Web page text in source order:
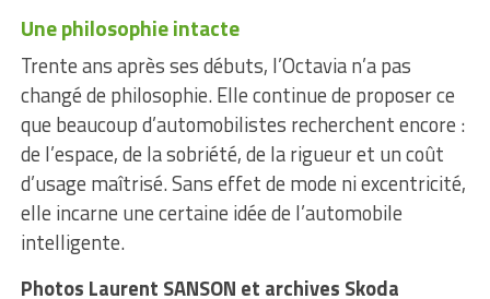
Une philosophie intacte
Trente ans après ses débuts, l’Octavia n’a pas
changé de philosophie. Elle continue de proposer ce
que beaucoup d’automobilistes recherchent encore :
de l’espace, de la sobriété, de la rigueur et un coût
d’usage maîtrisé. Sans effet de mode ni excentricité,
elle incarne une certaine idée de l’automobile
intelligente.
Photos Laurent SANSON et archives Skoda